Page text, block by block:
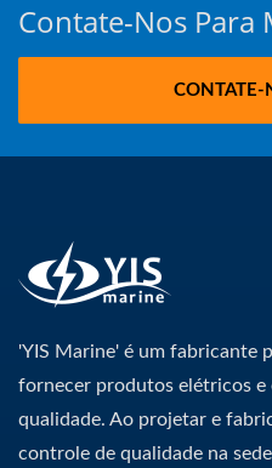
Contate-Nos Para
CONTATE-
'YIS Marine' é um fabricante
fornecer produtos elétricos
qualidade. Ao projetar e
controle de qualidade na